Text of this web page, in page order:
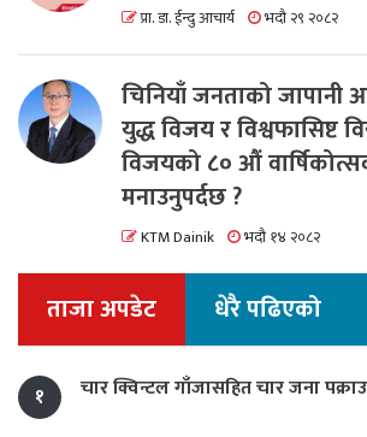
प्रा. डा. ईन्दु आचार्य भदौ २९ २०८२
चिनियाँ जनताको जापानी
युद्ध विजय र विश्वफासिष्ट
विजयको ८० औं
मनाउनुपर्दछ ?
KTM Dainik भदौ १४ २०८२
ताजा अपडेट धेरै पढिएको
१ चार क्विन्टल गाँजासहित चार जना पक्राउ